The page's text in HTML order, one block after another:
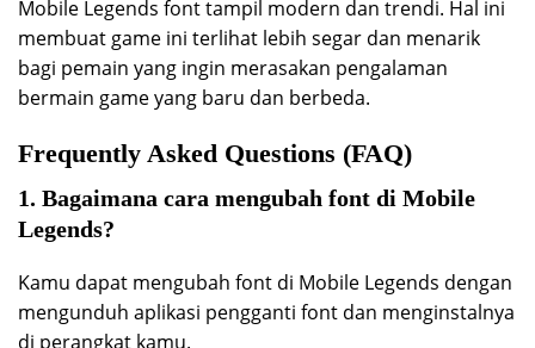
Mobile Legends font tampil modern dan trendi. Hal ini
membuat game ini terlihat lebih segar dan menarik
bagi pemain yang ingin merasakan pengalaman
bermain game yang baru dan berbeda.
Frequently Asked Questions (FAQ)
1. Bagaimana cara mengubah font di Mobile
Legends?
Kamu dapat mengubah font di Mobile Legends dengan
mengunduh aplikasi pengganti font dan menginstalnya
di perangkat kamu.